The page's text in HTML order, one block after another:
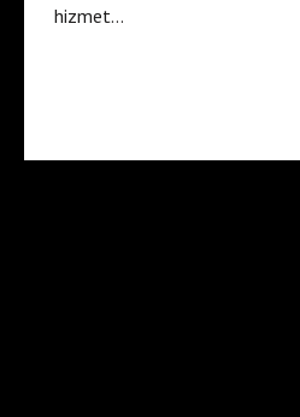
hizmet…